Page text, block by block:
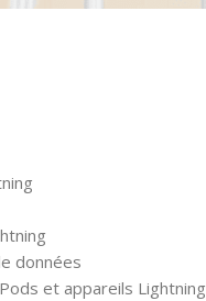
données
et appareils Lightning